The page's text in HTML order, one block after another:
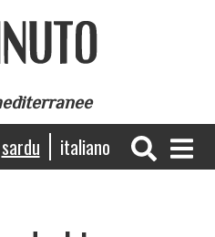
sardu italiano